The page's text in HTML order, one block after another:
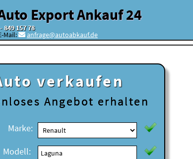
Export Ankauf 24
849 157 78
Mail: anfrage@autoabkauf.de
verkaufen
Angebot erhalten
Marke:
Modell: